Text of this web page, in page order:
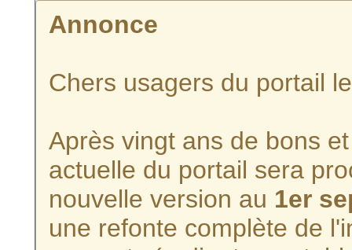
Annonce
Chers usagers du portail
Après vingt ans de bons
actuelle du portail sera
nouvelle version au 1er
une refonte complète de